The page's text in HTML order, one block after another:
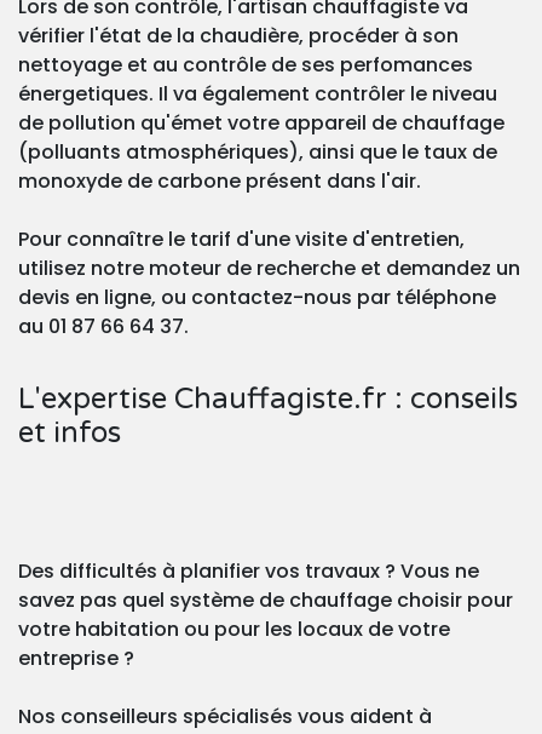
Lors de son contrôle, l'artisan chauffagiste va
vérifier l'état de la chaudière, procéder à son
nettoyage et au contrôle de ses perfomances
énergetiques. Il va également contrôler le niveau
de pollution qu'émet votre appareil de chauffage
(polluants atmosphériques), ainsi que le taux de
monoxyde de carbone présent dans l'air.
Pour connaître le tarif d'une visite d'entretien,
utilisez notre moteur de recherche et demandez un
devis en ligne, ou contactez-nous par téléphone
au 01 87 66 64 37.
L'expertise Chauffagiste.fr : conseils
et infos
Des difficultés à planifier vos travaux ? Vous ne
savez pas quel système de chauffage choisir pour
votre habitation ou pour les locaux de votre
entreprise ?
Nos conseilleurs spécialisés vous aident à